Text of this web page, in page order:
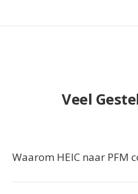
Veel
Waarom HEIC naar PFM